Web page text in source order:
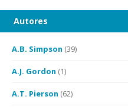
Autores
A.B. Simpson (39)
A.J. Gordon (1)
A.T. Pierson (62)